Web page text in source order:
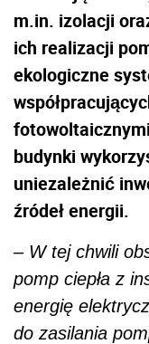
m.in. izolacji
ich realizacji
ekologiczne
budynki
uniezależnić
źródeł energii.
– W tej chwili
pomp ciepła z
energię
do zasilania